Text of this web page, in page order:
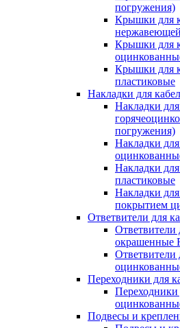
погружения)
Крышки для
Крышки для
Крышки для
пластиковые
Накладки для
Накладки
погружения)
Накладки
Накладки
пластиковые
Накладки
покрытием
Ответвители для
Ответвители
окрашенные
Ответвители
Переходники для
Переходники
Подвесы и